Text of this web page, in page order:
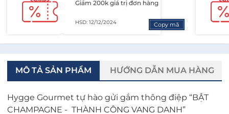
Giảm 200k giá trị đơn hàng
HSD: 12/12/2024 Copy mã
MÔ TẢ SẢN PHẨM HƯỚNG DẪN MUA HÀNG
Hygge Gourmet tự hào gửi gắm thông điệp “BẬT
CHAMPAGNE - THÀNH CÔNG VANG DANH”